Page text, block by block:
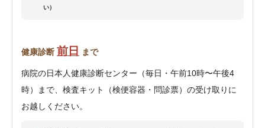
い）
健康診断 前日 まで
病院の日本人健康診断センター（毎日・午前10時〜午後4
時）まで、検査キット（検便容器・問診票）の受け取りに
お越しください。